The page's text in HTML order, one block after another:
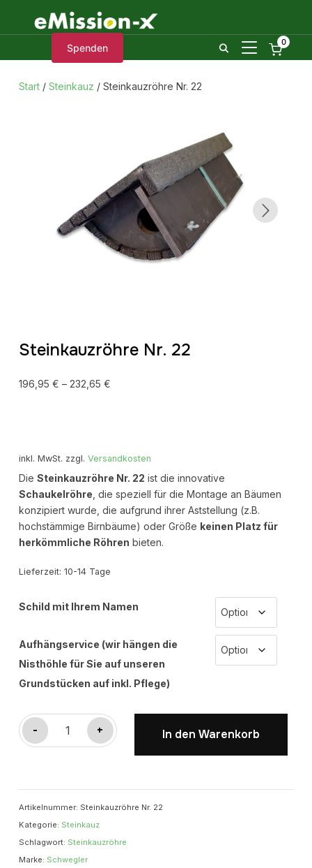
Spenden 0
Start/ Steinkauz / Steinkauzröhre Nr. 22
Steinkauzröhre Nr. 22
196,95 € – 232,65 €
inkl. MwSt. zzgl. Versandkosten
Die Steinkauzröhre Nr. 22 ist die innovative
Schaukelröhre , die speziell für die Montage an Bäumen
konzipiert wurde, die aufgrund ihrer Aststellung (z.B.
hochstämmige Birnbäume) oder Größe keinen Platz für
herkömmliche Röhren bieten.
Lieferzeit: 10-14 Tage
Schild mit Ihrem Namen
Aufhängservice (wir hängen die
Nisthöhle für Sie auf unseren
Grundstücken auf inkl. Pflege)
-
Steinkauzröhre
Nr.
+ In den Warenkorb
Artikelnummer: Steinkauzröhre Nr. 22
Kategorie: Steinkauz
Schlagwort: Steinkauzröhre
Marke: Schwegler